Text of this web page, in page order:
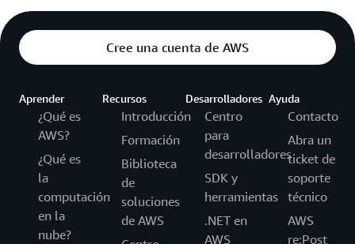
Cree una cuenta de AWS
Aprender
¿Qué es
AWS?
¿Qué es
la
computación
en la
nube?
Recursos
Introducción
Formación
Biblioteca
de
soluciones
de AWS
Desarrolladores
Centro
para
desarrolladores
SDK y
herramientas
.NET en
AWS
Ayuda
Contacto
Abra un
ticket de
soporte
técnico
AWS
re:Post